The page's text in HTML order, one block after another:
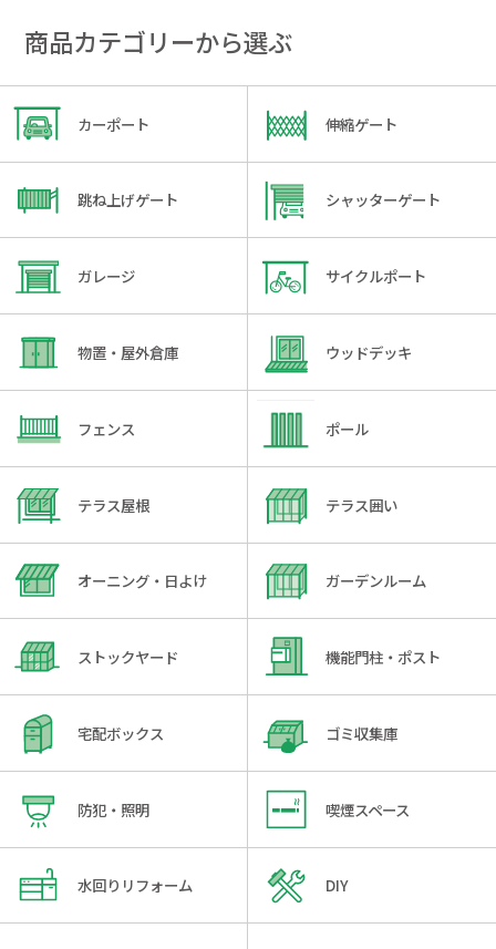
商品カテゴリーから選ぶ
カーポート 伸縮ゲート
跳ね上げゲート シャッターゲート
ガレージ サイクルポート
物置・屋外倉庫 ウッドデッキ
フェンス ポール
テラス屋根 テラス囲い
オーニング・日よけ ガーデンルーム
ストックヤード 機能門柱・ポスト
宅配ボックス ゴミ収集庫
防犯・照明 喫煙スペース
水回りリフォーム DIY